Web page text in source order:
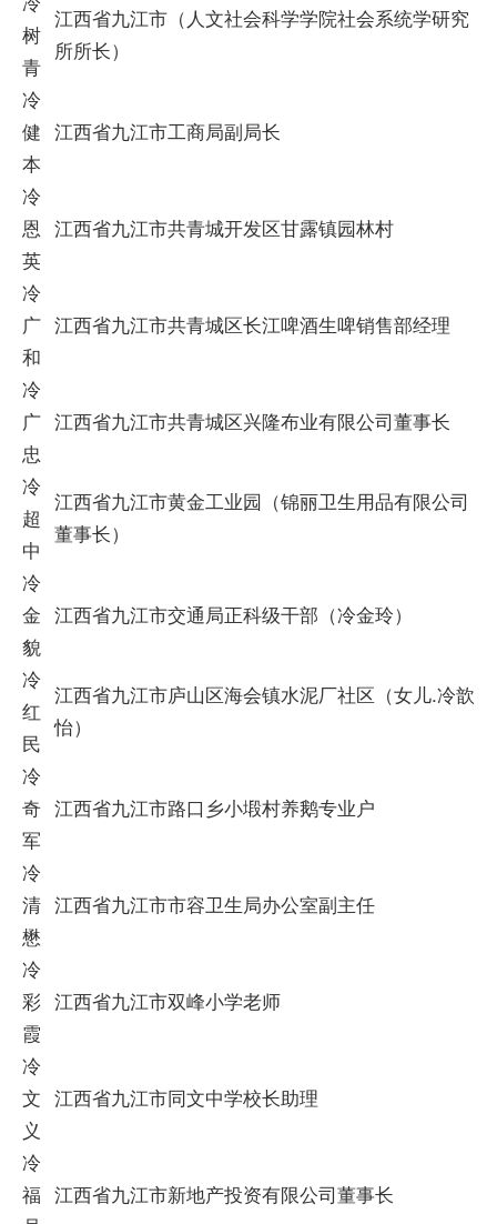
树
青
江西省九江市（人文社会科学学院社会系统学研究
所所长）
冷
健
本
江西省九江市工商局副局长
冷
恩
英
江西省九江市共青城开发区甘露镇园林村
冷
广
和
江西省九江市共青城区长江啤酒生啤销售部经理
冷
广
忠
江西省九江市共青城区兴隆布业有限公司董事长
冷
超
中
江西省九江市黄金工业园（锦丽卫生用品有限公司
董事长）
冷
金
貌
江西省九江市交通局正科级干部（冷金玲）
冷
红
民
江西省九江市庐山区海会镇水泥厂社区（女儿.冷歆
怡）
冷
奇
军
江西省九江市路口乡小塅村养鹅专业户
冷
清
懋
江西省九江市市容卫生局办公室副主任
冷
彩
霞
江西省九江市双峰小学老师
冷
文
义
江西省九江市同文中学校长助理
冷
福 江西省九江市新地产投资有限公司董事长